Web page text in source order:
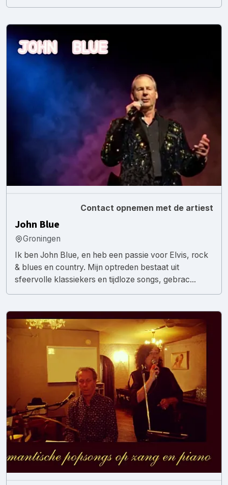
Contact opnemen met de artiest
John Blue
Groningen
Ik ben John Blue, en heb een passie voor Elvis, rock
& blues en country. Mijn optreden bestaat uit
sfeervolle klassiekers en tijdloze songs, gebrac...